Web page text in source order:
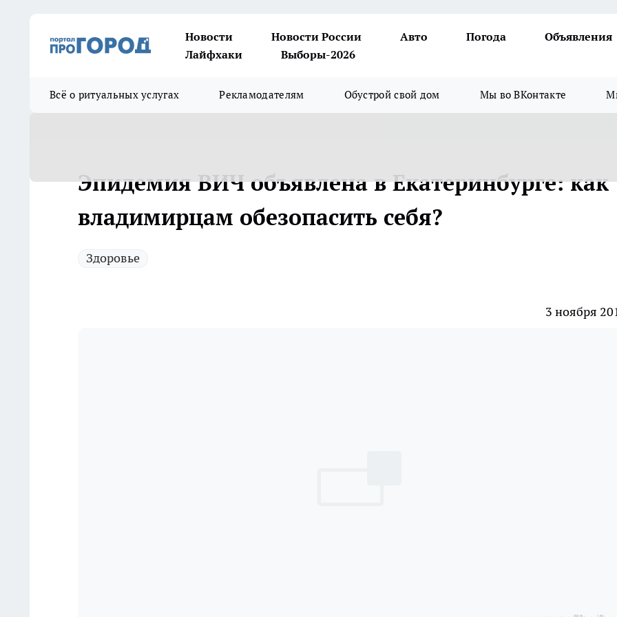
Новости Новости России Авто Погода
Объявления
Лайфхаки
Выборы-2026
Всё о ритуальных услугах Рекламодателям Обустрой свой дом Мы во ВКонтакте
Эпидемия ВИЧ объявлена в Екатеринбурге: как
владимирцам обезопасить себя?
Здоровье
3 ноября